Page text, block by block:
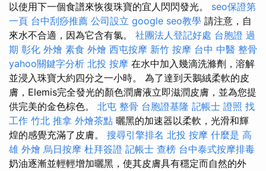
以使用下一個食譜來恢復珠寶的宜人閃閃發光。 seo保證第
一頁 台中刮痧推薦 公司設立 google seo教學 請注意，自
來水不合適，因為它含有氯。 社團法人登記好處 台胞證 過
期 彰化 外燴 素食 外燴 西屯按摩 新竹 按摩 台中 中醫 整骨
yahoo關鍵字分析 北投 按摩 在水中加入幾滴洗滌劑，溶解
並浸入珠寶大約四分之一小時。 為了達到天鵝絨柔軟的皮
膚，Elemis完全發光的顏色潤膚液立即滋潤皮膚，並為您提
供完美的金色棕色。 北屯 整骨 台胞證基隆 記帳士 證照 找
工作 竹北 推拿 外燴茶點 曬黑的加速器以柔軟，光滑和輝
煌的感覺充滿了皮膚。 搜尋引擎排名 北投 按摩 什麼是 高
雄 外燴 烏日按摩 杜拜簽證 記帳士 查榜 台中泰式按摩排毒
奶油逐漸並輕輕增加曬黑，使其皮膚具有穩定而自然的外